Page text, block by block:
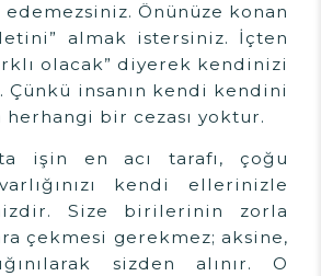
Önünüze konan
almak istersiniz. İçten
olacak” diyerek kendinizi
Çünkü insanın kendi kendini
herhangi bir cezası yoktur.
işin en acı tarafı, çoğu
kendi ellerinizle
Size birilerinin zorla
çekmesi gerekmez; aksine,
sizden alınır. O